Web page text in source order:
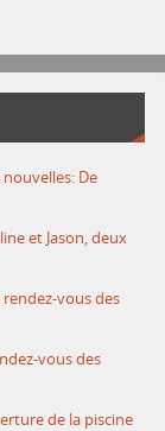
De
et Jason, deux
rendez-vous des
vous des
de la piscine